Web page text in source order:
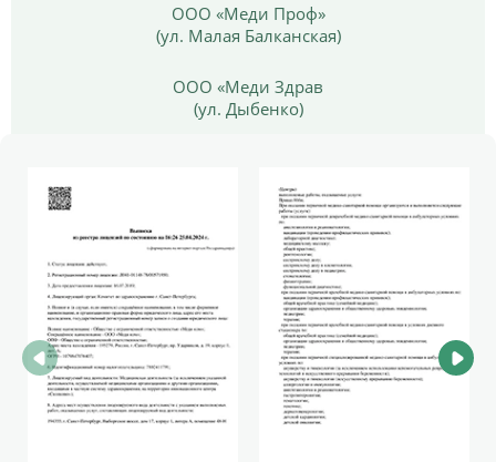
ООО «Меди Проф»
(ул. Малая Балканская)
ООО «Меди Здрав
(ул. Дыбенко)